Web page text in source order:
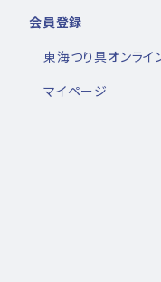
会員登録
東海つり具オンライ
マイページ